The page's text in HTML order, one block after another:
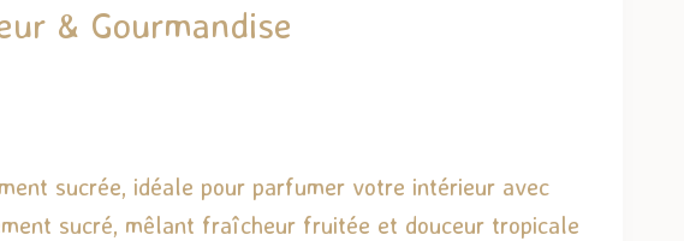
& Gourmandise
sucrée, idéale pour parfumer votre intérieur avec
sucré, mêlant fraîcheur fruitée et douceur tropicale